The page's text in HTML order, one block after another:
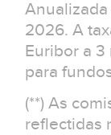
2026. A
Euribor a 3
para
(**) As
reflectidas